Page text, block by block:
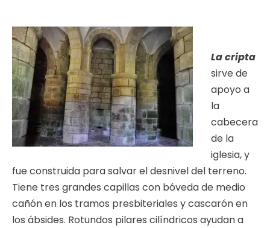
La cripta
sirve de
apoyo a
la
cabecera
de la
iglesia, y
fue construida para salvar el desnivel del terreno.
Tiene tres grandes capillas con bóveda de medio
cañón en los tramos presbiteriales y cascarón en
los ábsides. Rotundos pilares cilíndricos ayudan a